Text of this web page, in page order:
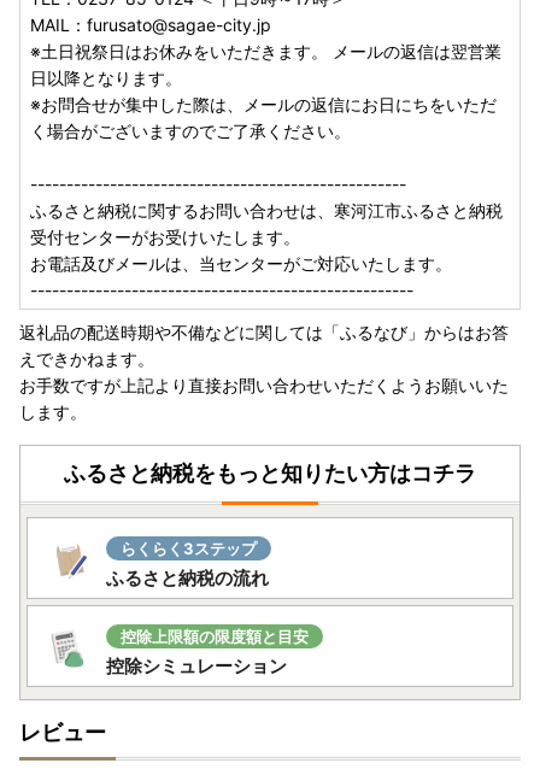
いますので、予めご了承ください。
【ご連絡先】
山形県寒河江市 ふるさと納税受付センター
〒990-0523
TEL：0237-85-0124 （平日9時～17時）
MAIL：furusato@sagae-city.jp
＜土日祝休日、年末年始を除く＞
--------------------------------------------------------------
ふるさと納税に関するお問い合わせは、
寒河江市ふるさと納税受付センターがお受けいたします。
お電話及びメールは、当センターがご対応いたします。
--------------------------------------------------------------
MAIL：furusato@sagae-city.jp
※土日祝祭日はお休みをいただきます。 メールの返信は翌営業
日以降となります。
※お問合せが集中した際は、メールの返信にお日にちをいただ
く場合がございますのでご了承ください。
----------------------------------------------------
ふるさと納税に関するお問い合わせは、寒河江市ふるさと納税
受付センターがお受けいたします。
お電話及びメールは、当センターがご対応いたします。
-----------------------------------------------------
返礼品の配送時期や不備などに関しては「ふるなび」からはお答
えできかねます。
お手数ですが上記より直接お問い合わせいただくようお願いいた
します。
ふるさと納税をもっと知りたい方はコチラ
らくらく3ステップ
ふるさと納税の流れ
控除上限額の限度額と目安
控除シミュレーション
レビュー